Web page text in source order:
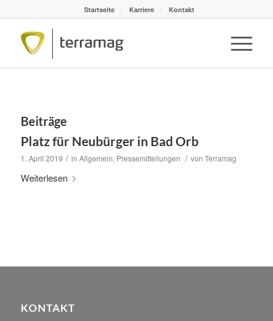
Startseite Karriere Kontakt
Beiträge
Platz für Neubürger in Bad Orb
1. April 2019 / in Allgemein, Pressemitteilungen / von Terramag
Weiterlesen
KONTAKT